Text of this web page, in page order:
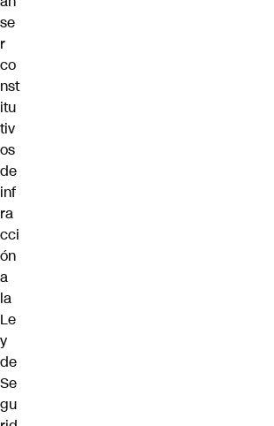
se
r
co
nst
itu
tiv
os
de
inf
ra
cci
ón
a
la
Le
y
de
Se
gu